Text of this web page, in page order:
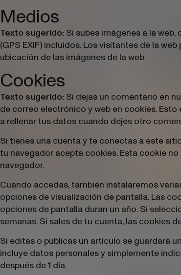
Medios
Texto sugerido: Si subes imágenes a la
(GPS EXIF) incluidos. Los visitantes de la
ubicación de las imágenes de la web.
Cookies
Texto sugerido: Si dejas un comentario en
de correo electrónico y web en cookies.
a rellenar tus datos cuando dejes otro
Si tienes una cuenta y te conectas a este
tu navegador acepta cookies. Esta cookie
navegador.
Cuando accedas, también instalaremos
opciones de visualización de pantalla. Las
opciones de pantalla duran un año. Si
semanas. Si sales de tu cuenta, las cookies
Si editas o publicas un artículo se guardará
incluye datos personales y simplemente
después de 1 día.